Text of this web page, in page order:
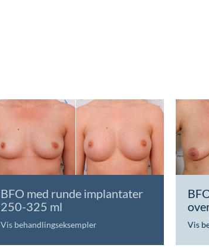
BFO med runde implantater
250-325 ml
Vis behandlingseksempler Vis